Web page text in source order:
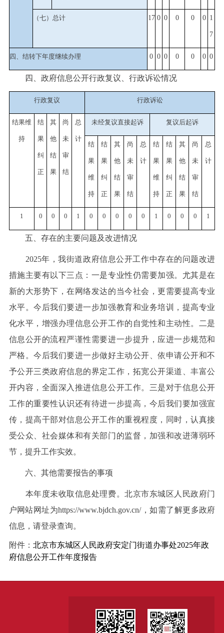
（七）总计 17 0 0 0 0 0 1
7
四、结转下年度继续办理 0 0 0 0 0 0 0
四、政府信息公开行政复议、行政诉讼情况
行政复议 行政诉讼
结果维
持
结
果
纠
正
其
他
结
果
尚
未
审
结
总
计
未经复议直接起诉 复议后起诉
结
果
维
持
结
果
纠
正
其
他
结
果
尚
未
审
结
总
计
结
果
维
持
结
果
纠
正
其
他
结
果
尚
未
审
结
总
计
1 0 0 0 1 0 0 0 0 0 1 0 0 0 1
五、存在的主要问题及改进情况
2025年，我街道政府信息公开工作中存在的问题改进
措施主要有以下三点：一是专业性仍需要加强。尤其是在
新的大形势下，在网络发达的当今社会，更需要提高专业
水平。今后我们要进一步加强教育和业务培训，提高专业
化水平，增强办理信息公开工作的自觉性和主动性。二是
信息公开的流程严谨性需要进一步提升，应进一步规范和
严格。今后我们要进一步做好主动公开、依申请公开和不
予公开三类政府信息的界定工作，拓宽公开渠道、丰富公
开内容，全面深入推进信息公开工作。三是对于信息公开
工作的重要性认识还有待进一步提高，今后我们要加强宣
传，提高干部对信息公开工作的重视程度，同时，认真接
受公众、社会媒体和有关部门的监督，加强和改进薄弱环
节，提升工作实效。
六、其他需要报告的事项
本年度未收取信息处理费。北京市东城区人民政府门
户网站网址为https://www.bjdch.gov.cn/，如需了解更多政府
信息，请登录查询。
附件： 北京市东城区人民政府安定门街道办事处2025年政
府信息公开工作年度报告